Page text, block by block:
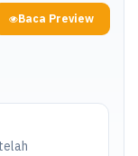
Baca Preview